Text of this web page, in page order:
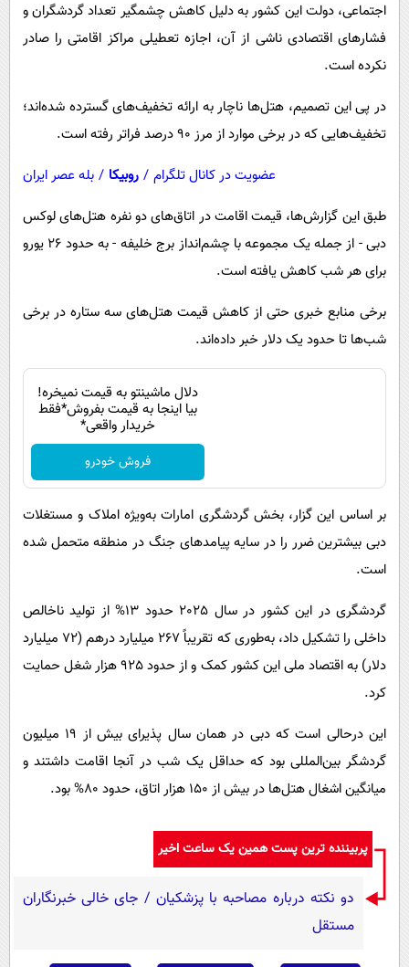
محیط زیست
سلامت
بین الملل
حیات وحش
سیاست خارجی
اجتماعی، دولت این کشور به دلیل کاهش چشمگیر تعداد گردشگران و
فشارهای اقتصادی ناشی از آن، اجازه تعطیلی مراکز اقامتی را صادر
نکرده است.
در پی این تصمیم، هتل‌ها ناچار به ارائه تخفیف‌های گسترده شده‌اند؛
تخفیف‌هایی که در برخی موارد از مرز 90 درصد فراتر رفته است.
عضویت در کانال تلگرام / روبیکا / بله عصر ایران
طبق این گزارش‌ها، قیمت اقامت در اتاق‌های دو نفره هتل‌های لوکس
دبی - از جمله یک مجموعه با چشم‌انداز برج خلیفه - به حدود 26 یورو
برای هر شب کاهش یافته است.
برخی منابع خبری حتی از کاهش قیمت هتل‌های سه ستاره در برخی
شب‌ها تا حدود یک دلار خبر داده‌اند.
دلال ماشینتو به قیمت نمیخره!
بیا اینجا به قیمت بفروش*فقط
خریدار واقعی*
فروش خودرو
بر اساس این گزار، بخش گردشگری امارات به‌ویژه املاک و مستغلات
دبی بیشترین ضرر را در سایه پیامدهای جنگ در منطقه متحمل شده
است.
گردشگری در این کشور در سال 2025 حدود 13% از تولید ناخالص
داخلی را تشکیل داد، به‌طوری که تقریباً 267 میلیارد درهم (72 میلیارد
دلار) به اقتصاد ملی این کشور کمک و از حدود 925 هزار شغل حمایت
کرد.
این درحالی است که دبی در همان سال پذیرای بیش از 19 میلیون
گردشگر بین‌المللی بود که حداقل یک شب در آنجا اقامت داشتند و
میانگین اشغال هتل‌ها در بیش از 150 هزار اتاق، حدود 80% بود.
پربیننده ترین پست همین یک ساعت اخیر
دو نکته درباره مصاحبه با پزشکیان / جای خالی خبرنگاران
مستقل